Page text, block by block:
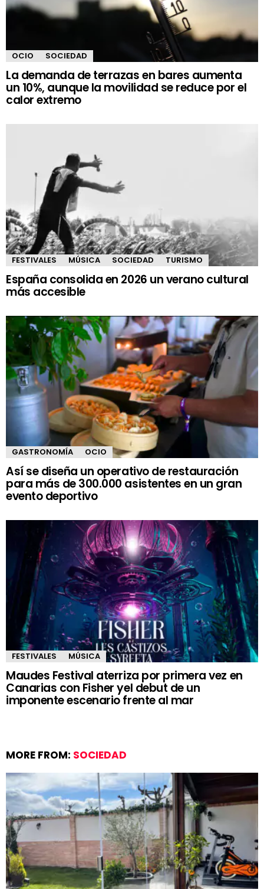
OCIO SOCIEDAD
La demanda de terrazas en bares aumenta
un 10%, aunque la movilidad se reduce por el
calor extremo
FESTIVALES MÚSICA SOCIEDAD TURISMO
España consolida en 2026 un verano cultural
más accesible
GASTRONOMÍA OCIO
Así se diseña un operativo de restauración
para más de 300.000 asistentes en un gran
evento deportivo
FESTIVALES MÚSICA
Maudes Festival aterriza por primera vez en
Canarias con Fisher yel debut de un
imponente escenario frente al mar
MORE FROM: SOCIEDAD